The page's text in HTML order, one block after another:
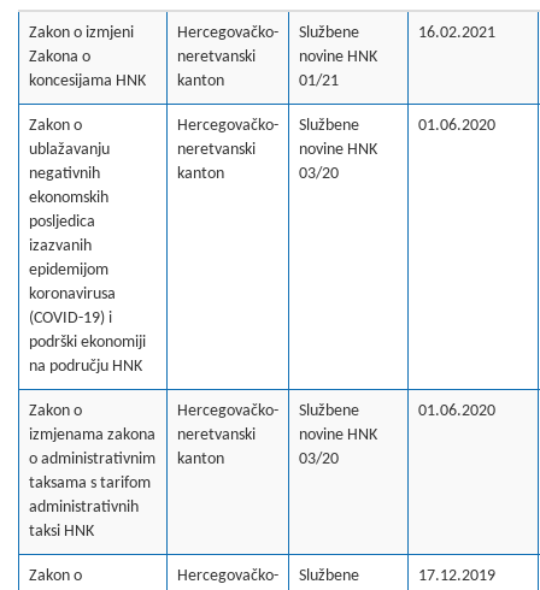
Zakon o izmjeni
Zakona o
koncesijama HNK
Hercegovačko-
neretvanski
kanton
Službene
novine HNK
01/21
16.02.2021
Zakon o
ublažavanju
negativnih
ekonomskih
posljedica
izazvanih
epidemijom
koronavirusa
(COVID-19) i
podrški ekonomiji
na području HNK
Hercegovačko-
neretvanski
kanton
Službene
novine HNK
03/20
01.06.2020
Zakon o
izmjenama zakona
o administrativnim
taksama s tarifom
administrativnih
taksi HNK
Hercegovačko-
neretvanski
kanton
Službene
novine HNK
03/20
01.06.2020
Zakon o
Hercegovačko-
Službene
17.12.2019